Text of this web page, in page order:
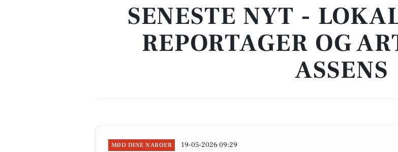
SENESTE NYT -
REPORTAGER OG
ASSENS
MØD DINE NABOER 19-05-2026 09:29